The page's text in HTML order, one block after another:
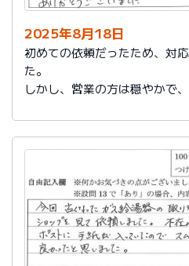
2025年8月18日
初めての依頼だったため、対
た。
しかし、営業の方は穏やかで
また今後、何かあれば利用さ
ありがとうございました。